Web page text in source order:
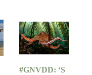
#GNVDD: ‘S